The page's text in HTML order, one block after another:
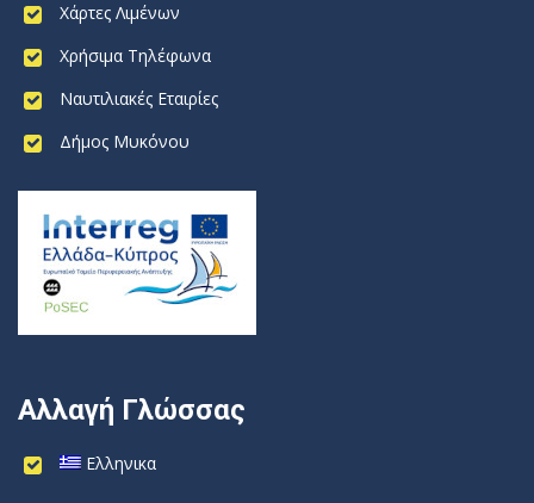
Χάρτες Λιμένων
Χρήσιμα Τηλέφωνα
Ναυτιλιακές Εταιρίες
Δήμος Μυκόνου
Αλλαγή Γλώσσας
Ελληνικα